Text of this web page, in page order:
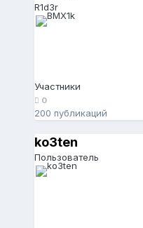
R1d3r
Участники
0
200 публикаций
ko3ten
Пользователь